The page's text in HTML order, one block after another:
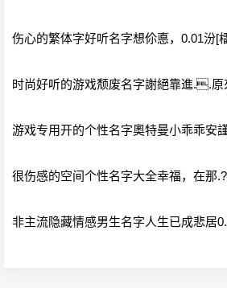
伤心的繁体字好听名字想伱悳，0.01汾[
时尚好听的游戏颓废名字謝絕靠進..原
游戏专用开的个性名字奧特曼小乖乖安
很伤感的空间个性名字大全幸福，在那.?
非主流隐藏情感男生名字人生已成悲居